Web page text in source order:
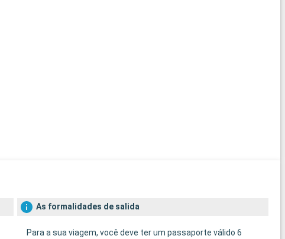
As formalidades de salida
Para a sua viagem, você deve ter um passaporte válido 6